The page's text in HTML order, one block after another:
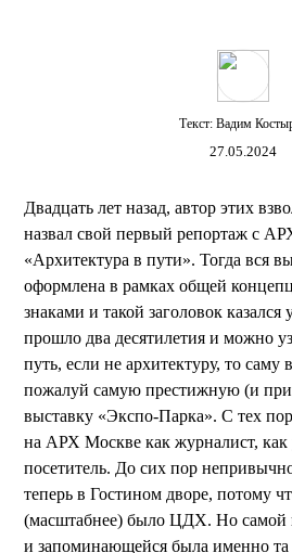
Текст: Вадим
27.05.2024
Двадцать лет назад, автор этих
назвал свой первый репортаж с
«Архитектура в пути». Тогда вся
оформлена в рамках общей
знаками и такой заголовок
прошло два десятилетия и можно
путь, если не архитектуру, то
пожалуй самую престижную (и
выставку «Экспо-Парка». С тех
на АРХ Москве как журналист, как
посетитель. До сих пор
теперь в Гостином дворе, потому
(масштабнее) было ЦДХ. Но самой
и запоминающейся была именно